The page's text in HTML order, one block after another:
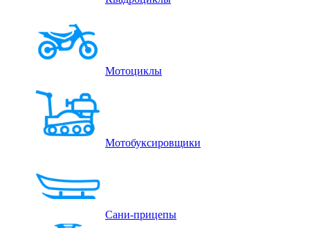
Мотоциклы
Мотобуксировщики
Сани-прицепы